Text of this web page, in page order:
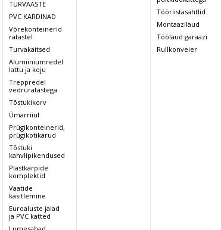
Laadija V/A
TURVAASTE
PVC KARDINAD
Võrekonteinerid
ratastel
Turvakaitsed
Alumiiniumredel
lattu ja koju
Treppredel
vedruratastega
Tõstukikorv
Ümarriiul
Prügikonteinerid,
prügikotikärud
Tõstuki
kahvlipikendused
Plastkarpide
komplektid
Vaatide
käsitlemine
Euroaluste jalad
ja PVC katted
Tööriistasahtlid
Montaazilaud
Töölaud garaazi
Rullkonveier